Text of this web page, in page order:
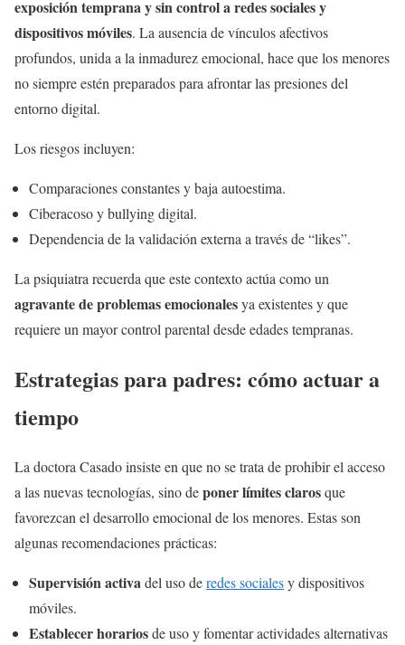
exposición temprana y sin control a redes sociales y
dispositivos móviles. La ausencia de vínculos afectivos
profundos, unida a la inmadurez emocional, hace que los menores
no siempre estén preparados para afrontar las presiones del
entorno digital.
Los riesgos incluyen:
Comparaciones constantes y baja autoestima.
Ciberacoso y bullying digital.
Dependencia de la validación externa a través de “likes”.
La psiquiatra recuerda que este contexto actúa como un
agravante de problemas emocionalesya existentes y que
requiere un mayor control parental desde edades tempranas.
Estrategias para padres: cómo actuar a
tiempo
La doctora Casado insiste en que no se trata de prohibir el acceso
a las nuevas tecnologías, sino deponer límites clarosque
favorezcan el desarrollo emocional de los menores. Estas son
algunas recomendaciones prácticas:
Supervisión activadel uso deredes socialesy dispositivos
móviles.
Establecer horariosde uso y fomentar actividades alternativas